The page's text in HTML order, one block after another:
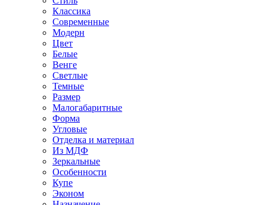
Классика
Современные
Модерн
Цвет
Белые
Венге
Светлые
Темные
Размер
Малогабаритные
Форма
Угловые
Отделка и материал
Из МДФ
Зеркальные
Особенности
Купе
Эконом